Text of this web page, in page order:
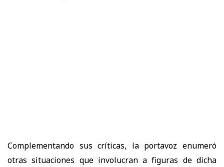
Complementando sus críticas, la portavoz enumeró
otras situaciones que involucran a figuras de dicha